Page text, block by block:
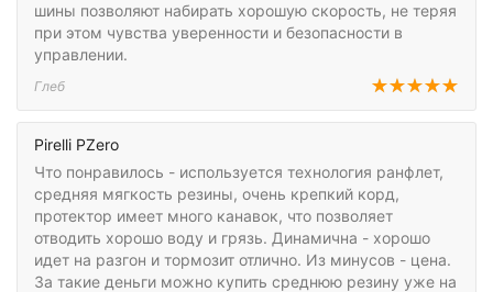
шины позволяют набирать хорошую скорость, не теряя
при этом чувства уверенности и безопасности в
управлении.
Глеб
Pirelli PZero
Что понравилось - используется технология ранфлет,
средняя мягкость резины, очень крепкий корд,
протектор имеет много канавок, что позволяет
отводить хорошо воду и грязь. Динамична - хорошо
идет на разгон и тормозит отлично. Из минусов - цена.
За такие деньги можно купить среднюю резину уже на